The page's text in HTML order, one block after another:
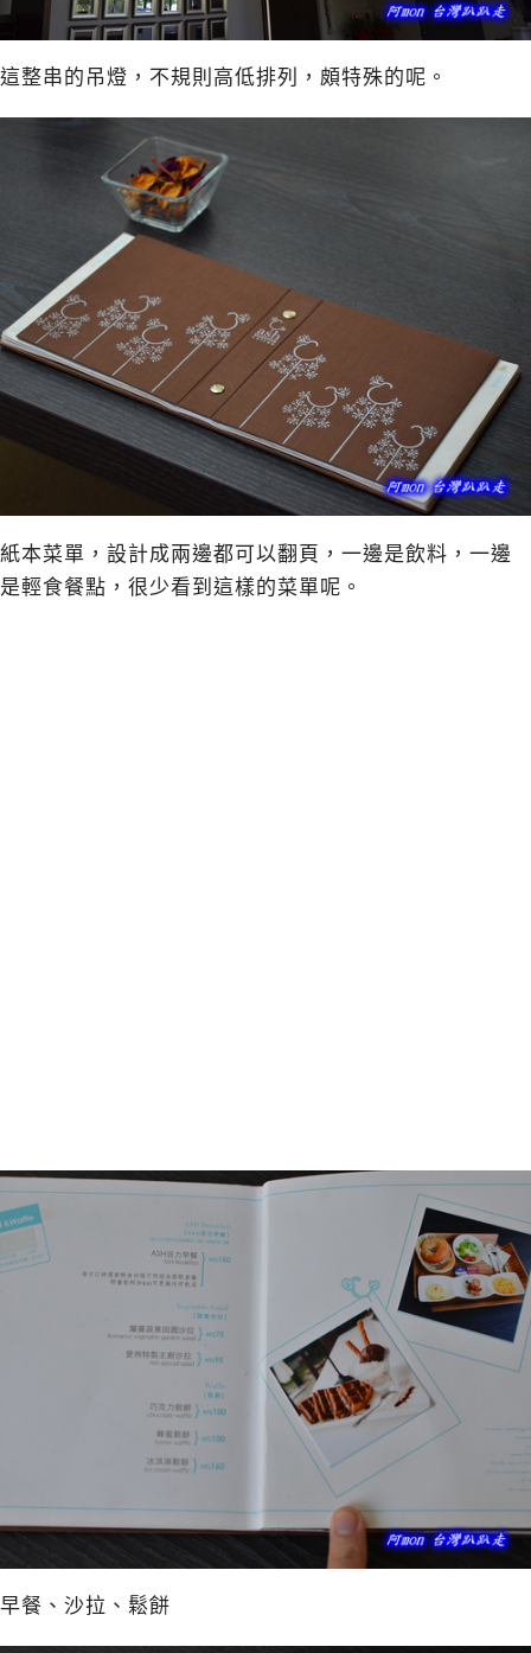
這整串的吊燈，不規則高低排列，頗特殊的呢。
紙本菜單，設計成兩邊都可以翻頁，一邊是飲料，一邊
是輕食餐點，很少看到這樣的菜單呢。
早餐、沙拉、鬆餅